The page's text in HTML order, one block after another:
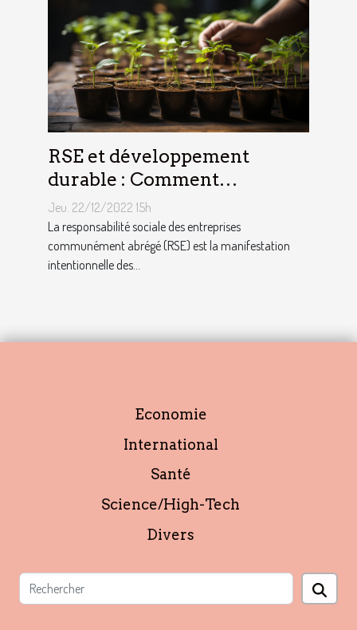
RSE et développement
durable : Comment
décrocher vite un emploi
avec ce profil ?
Jeu. 22/12/2022 15h
La responsabilité sociale des entreprises
communément abrégé (RSE) est la manifestation
intentionnelle des...
Economie
International
Santé
Science/High-Tech
Divers